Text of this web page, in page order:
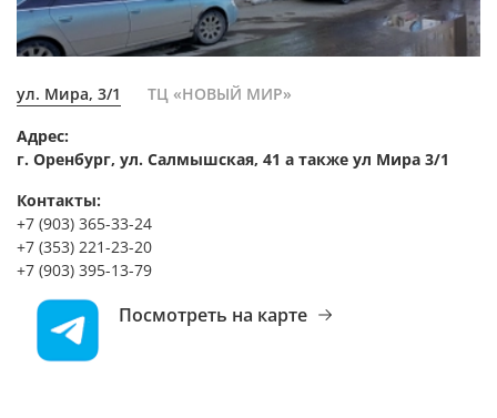
ул. Мира, 3/1 ТЦ «НОВЫЙ МИР»
Адрес:
г. Оренбург, ул. Салмышская, 41 а также ул Мира 3/1
Контакты:
+7 (903) 365-33-24
+7 (353) 221-23-20
+7 (903) 395-13-79
Посмотреть на карте